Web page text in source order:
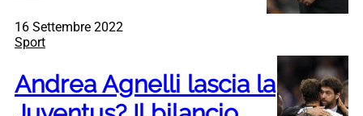
16 Settembre 2022
Sport
Andrea Agnelli lascia la